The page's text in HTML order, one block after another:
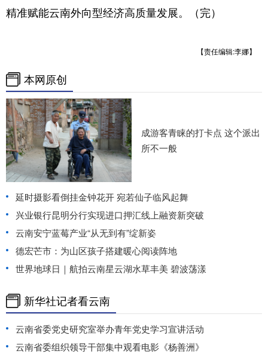
精准赋能云南外向型经济高质量发展。（完）
【责任编辑:李娜】
本网原创
成游客青睐的打卡点 这个派出
所不一般
延时摄影看倒挂金钟花开 宛若仙子临风起舞
兴业银行昆明分行实现进口押汇线上融资新突破
云南安宁蓝莓产业“从无到有”绽新姿
德宏芒市：为山区孩子搭建暖心阅读阵地
世界地球日｜航拍云南星云湖水草丰美 碧波荡漾
新华社记者看云南
云南省委党史研究室举办青年党史学习宣讲活动
云南省委组织领导干部集中观看电影《杨善洲》